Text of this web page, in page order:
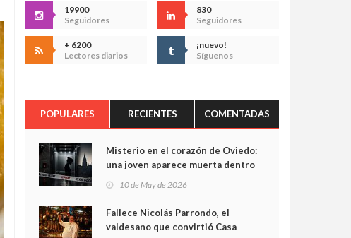
19900
Seguidores
830
Seguidores
+ 6200
Lectores diarios
¡nuevo!
Síguenos
POPULARES RECIENTES COMENTADAS
Misterio en el corazón de Oviedo:
una joven aparece muerta dentro
cámaras captan sus últimos
minutos
10 de May de 2026
Fallece Nicolás Parrondo, el
valdesano que convirtió Casa